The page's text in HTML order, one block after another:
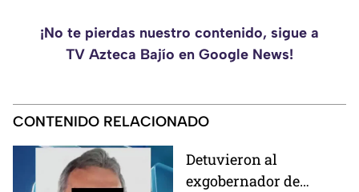
¡No te pierdas nuestro contenido, sigue a
TV Azteca Bajío en Google News!
CONTENIDO RELACIONADO
Detuvieron al
exgobernador de